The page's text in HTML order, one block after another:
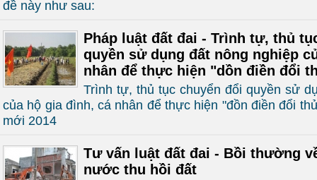
đề này như sau:
Pháp luật đất đai - Trình tự, thủ
quyền sử dụng đất nông nghiệp
nhân để thực hiện "dồn điền đổi
Trình tự, thủ tục chuyển đổi quyền sử
của hộ gia đình, cá nhân để thực hiện "đồn điền đổi
mới 2014
Tư vấn luật đất đai - Bồi thường
nước thu hồi đất